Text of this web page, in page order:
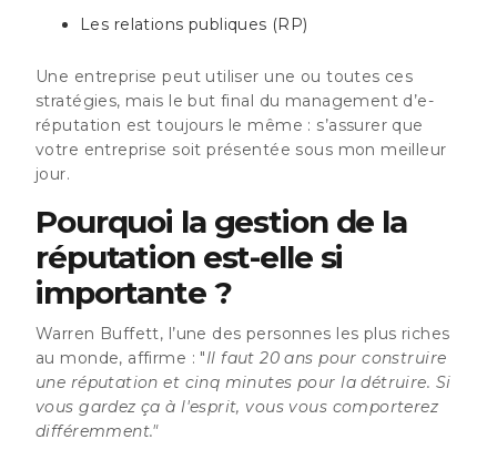
Les relations publiques (RP)
Une entreprise peut utiliser une ou toutes ces
stratégies, mais le but final du management d’e-
réputation est toujours le même : s’assurer que
votre entreprise soit présentée sous mon meilleur
jour.
Pourquoi la gestion de la
réputation est-elle si
importante ?
Warren Buffett, l’une des personnes les plus riches
au monde, affirme : "Il faut 20 ans pour construire
une réputation et cinq minutes pour la détruire. Si
vous gardez ça à l'esprit, vous vous comporterez
différemment."